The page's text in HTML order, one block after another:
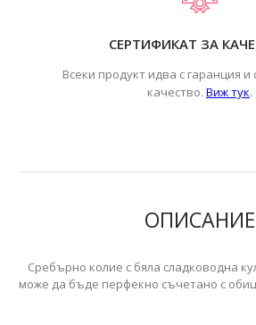
СЕРТИФИКАТ ЗА
Всеки продукт идва с гаранция и
качество. Виж тук.
ОПИСАНИЕ
Сребърно колие с бяла сладководна
може да бъде перфекно съчетано с